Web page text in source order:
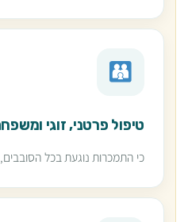
טיפול פרטני, זוגי
כי התמכרות נוגעת בכל